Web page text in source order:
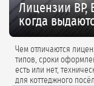
Лицензии ВР,
когда
Чем отличаются
типов, сроки оформления (30–60 дней), сценарии выбора:
есть или нет,
для коттеджного